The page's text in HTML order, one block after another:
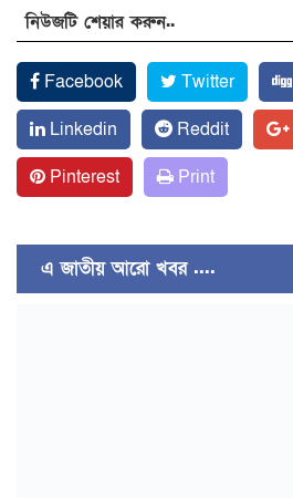
নিউজটি শেয়ার করুন..
Facebook Twitter
Linkedin
Reddit
Pinterest
Print
এ জাতীয় আরো খবর ....